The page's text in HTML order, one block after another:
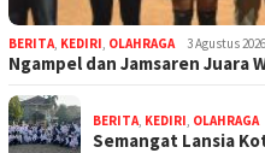
BERITA, KEDIRI, OLAHRAGA 3 Agustus 2026
Ngampel dan Jamsaren Juara
BERITA, KEDIRI, OLAHRAGA
Semangat Lansia